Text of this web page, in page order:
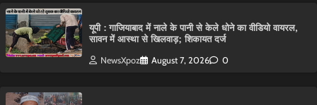
यूपी : गाजियाबाद में नाले के पानी से केले धोने का वीडियो वायरल,
सावन में आस्था से खिलवाड़; शिकायत दर्ज
NewsXpoz August 7, 2026 0